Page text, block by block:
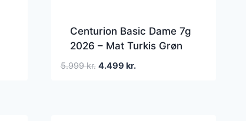
Centurion Basic Dame 7g
2026 – Mat Turkis Grøn
5.999kr. Den
4.499 kr.Den